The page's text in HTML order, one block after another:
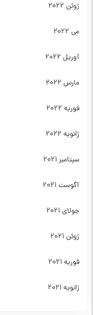
ژوئن 2022
می 2022
آوریل 2022
مارس 2022
فوریه 2022
ژانویه 2022
سپتامبر 2021
آگوست 2021
جولای 2021
ژوئن 2021
فوریه 2021
ژانویه 2021